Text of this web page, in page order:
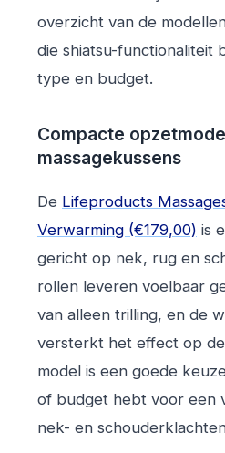
overzicht van de
die shiatsu-functionaliteit
type en budget.
Compacte
massagekussens
De Lifeproducts
Verwarming (€179,00) is
gericht op nek, rug en
rollen leveren voelbaar
van alleen trilling, en de
versterkt het effect op
model is een goede
of budget hebt voor een
nek- en